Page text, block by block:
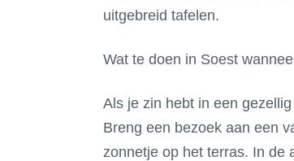
uitgebreid tafelen.
Wat te doen in Soest
Als je zin hebt in een
Breng een bezoek aan een
zonnetje op het terras. In de